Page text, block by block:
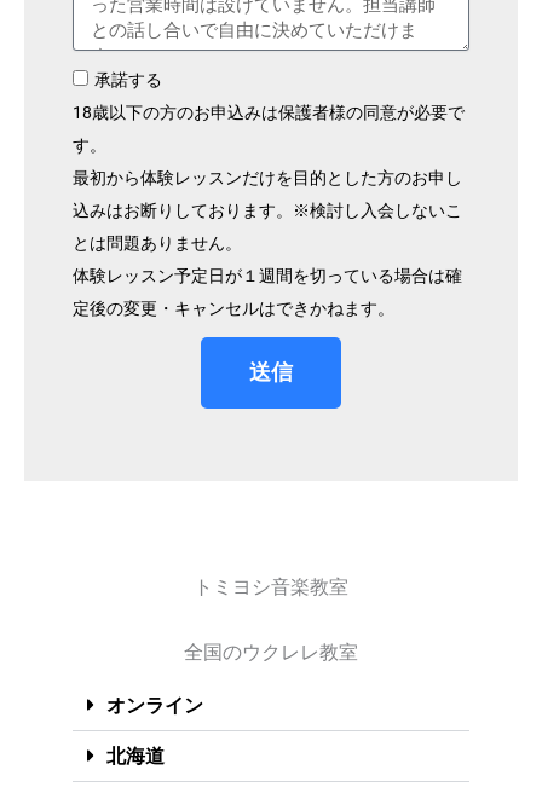
承諾する
18歳以下の方のお申込みは保護者様の同意が必要で
す。
最初から体験レッスンだけを目的とした方のお申し
込みはお断りしております。※検討し入会しないこ
とは問題ありません。
体験レッスン予定日が１週間を切っている場合は確
定後の変更・キャンセルはできかねます。
送信
トミヨシ音楽教室
全国のウクレレ教室
オンライン
北海道